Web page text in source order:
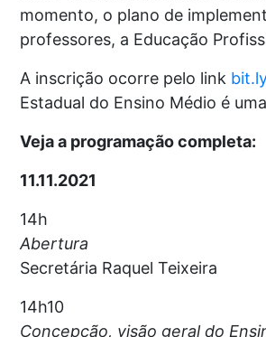
momento, o plano de
professores, a Educação
A inscrição ocorre pelo link
Estadual do Ensino Médio é
Veja a programação completa:
11.11.2021
14h
Abertura
Secretária Raquel Teixeira
14h10
Concepção, visão geral do